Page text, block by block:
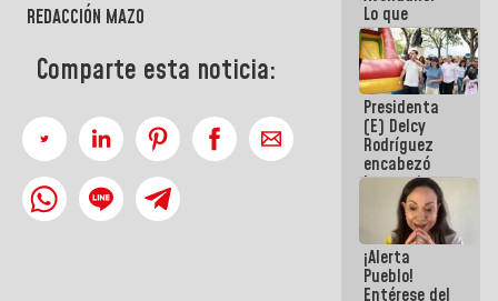
REDACCIÓN MAZO
Comparte esta noticia:
Lo que
vayas a
escribir
hazlo hoy
por que no
sabemos si
la semana
que viene
hay
programa
Presidenta
(E) Delcy
Rodríguez
encabezó
lanzamiento
del Plan
Nacional de
Recreación
Vacacional
¡Alerta
Pueblo!
Entérese del